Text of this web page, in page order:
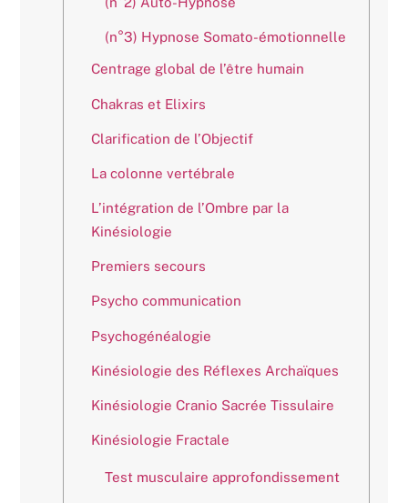
(n°3) Hypnose Somato-émotionnelle
Centrage global de l’être humain
Chakras et Elixirs
Clarification de l’Objectif
La colonne vertébrale
L’intégration de l’Ombre par la
Kinésiologie
Premiers secours
Psycho communication
Psychogénéalogie
Kinésiologie des Réflexes Archaïques
Kinésiologie Cranio Sacrée Tissulaire
Kinésiologie Fractale
Test musculaire approfondissement